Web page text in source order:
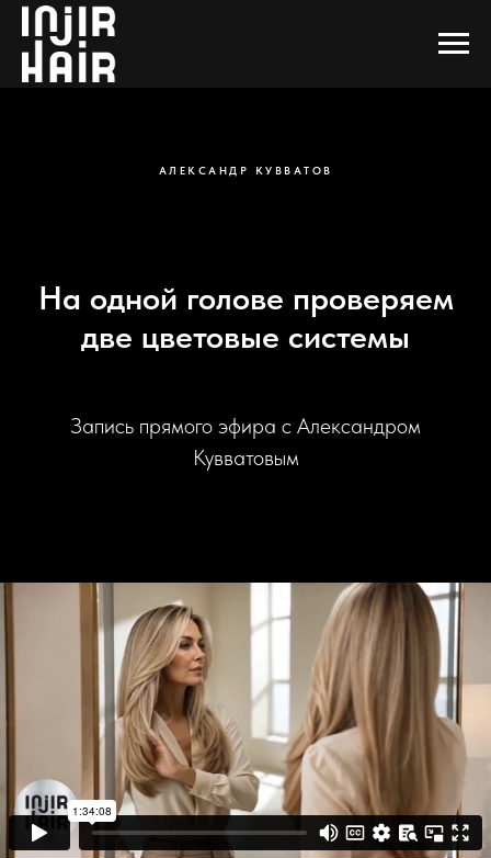
АЛЕКСАНДР КУВВАТОВ
На одной голове проверяем
две цветовые системы
Запись прямого эфира с Александром
Кувватовым